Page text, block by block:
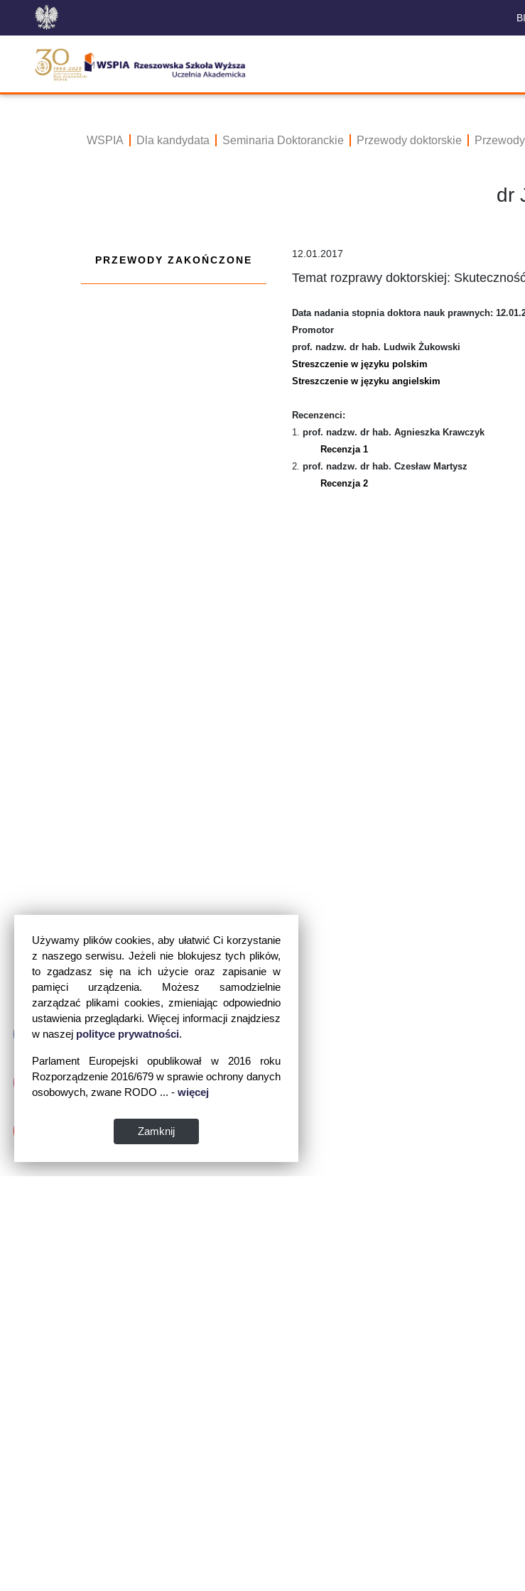
Używamy plików cookies, aby ułatwić Ci korzystanie
z naszego serwisu. Jeżeli nie blokujesz tych plików,
to zgadzasz się na ich użycie oraz zapisanie w
pamięci urządzenia. Możesz samodzielnie
zarządzać plikami cookies, zmieniając odpowiednio
ustawienia przeglądarki. Więcej informacji znajdziesz
w naszej polityce prywatności.
Parlament Europejski opublikował w 2016 roku
Rozporządzenie 2016/679 w sprawie ochrony danych
osobowych, zwane RODO ... - więcej
Zamknij
WSPIA Dla kandydata Seminaria Doktoranckie Przewody doktorskie
PRZEWODY ZAKOŃCZONE
dr
12.01.2017
Temat rozprawy doktorskiej:
Data nadania stopnia doktora nauk prawnych:
Promotor
prof. nadzw. dr hab. Ludwik Żukowski
Streszczenie w języku polskim
Streszczenie w języku angielskim
Recenzenci:
1. prof. nadzw. dr hab. Agnieszka Krawczyk
Recenzja 1
2. prof. nadzw. dr hab. Czesław Martysz
Recenzja 2